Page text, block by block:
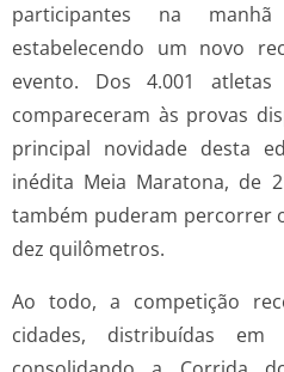
participantes na
estabelecendo um novo
evento. Dos 4.001
compareceram às provas
principal novidade desta
inédita Meia Maratona, de
também puderam percorrer
dez quilômetros.
Ao todo, a competição
cidades, distribuídas em